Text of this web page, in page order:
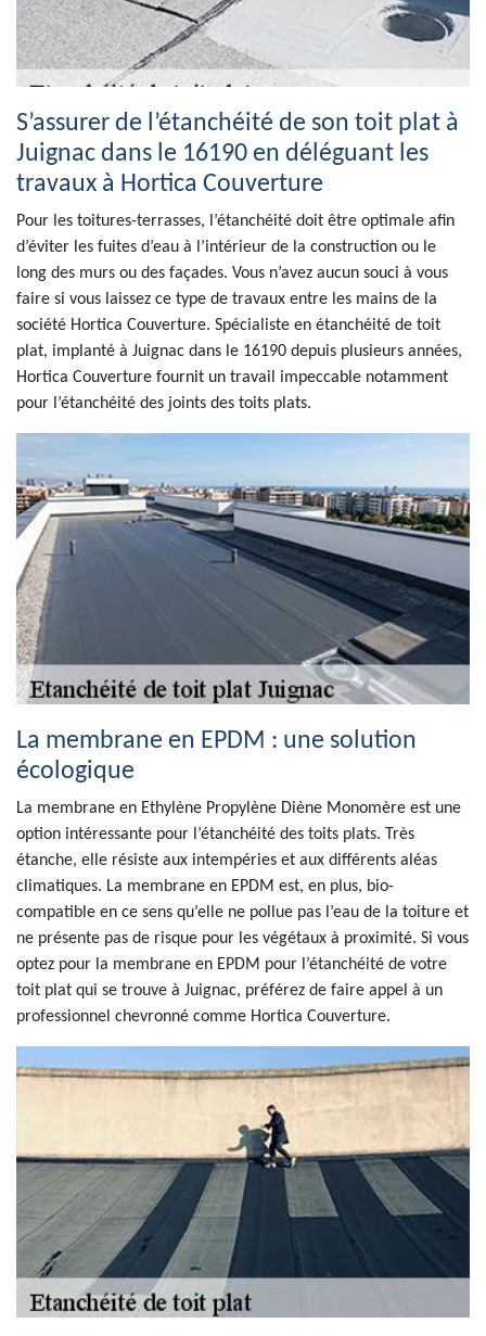
S’assurer de l’étanchéité de son toit plat à
Juignac dans le 16190 en déléguant les
travaux à Hortica Couverture
Pour les toitures-terrasses, l’étanchéité doit être optimale afin
d’éviter les fuites d’eau à l’intérieur de la construction ou le
long des murs ou des façades. Vous n’avez aucun souci à vous
faire si vous laissez ce type de travaux entre les mains de la
société Hortica Couverture. Spécialiste en étanchéité de toit
plat, implanté à Juignac dans le 16190 depuis plusieurs années,
Hortica Couverture fournit un travail impeccable notamment
pour l’étanchéité des joints des toits plats.
La membrane en EPDM : une solution
écologique
La membrane en Ethylène Propylène Diène Monomère est une
option intéressante pour l’étanchéité des toits plats. Très
étanche, elle résiste aux intempéries et aux différents aléas
climatiques. La membrane en EPDM est, en plus, bio-
compatible en ce sens qu’elle ne pollue pas l’eau de la toiture et
ne présente pas de risque pour les végétaux à proximité. Si vous
optez pour la membrane en EPDM pour l’étanchéité de votre
toit plat qui se trouve à Juignac, préférez de faire appel à un
professionnel chevronné comme Hortica Couverture.